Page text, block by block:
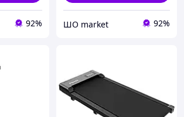
92% ШО market 92%